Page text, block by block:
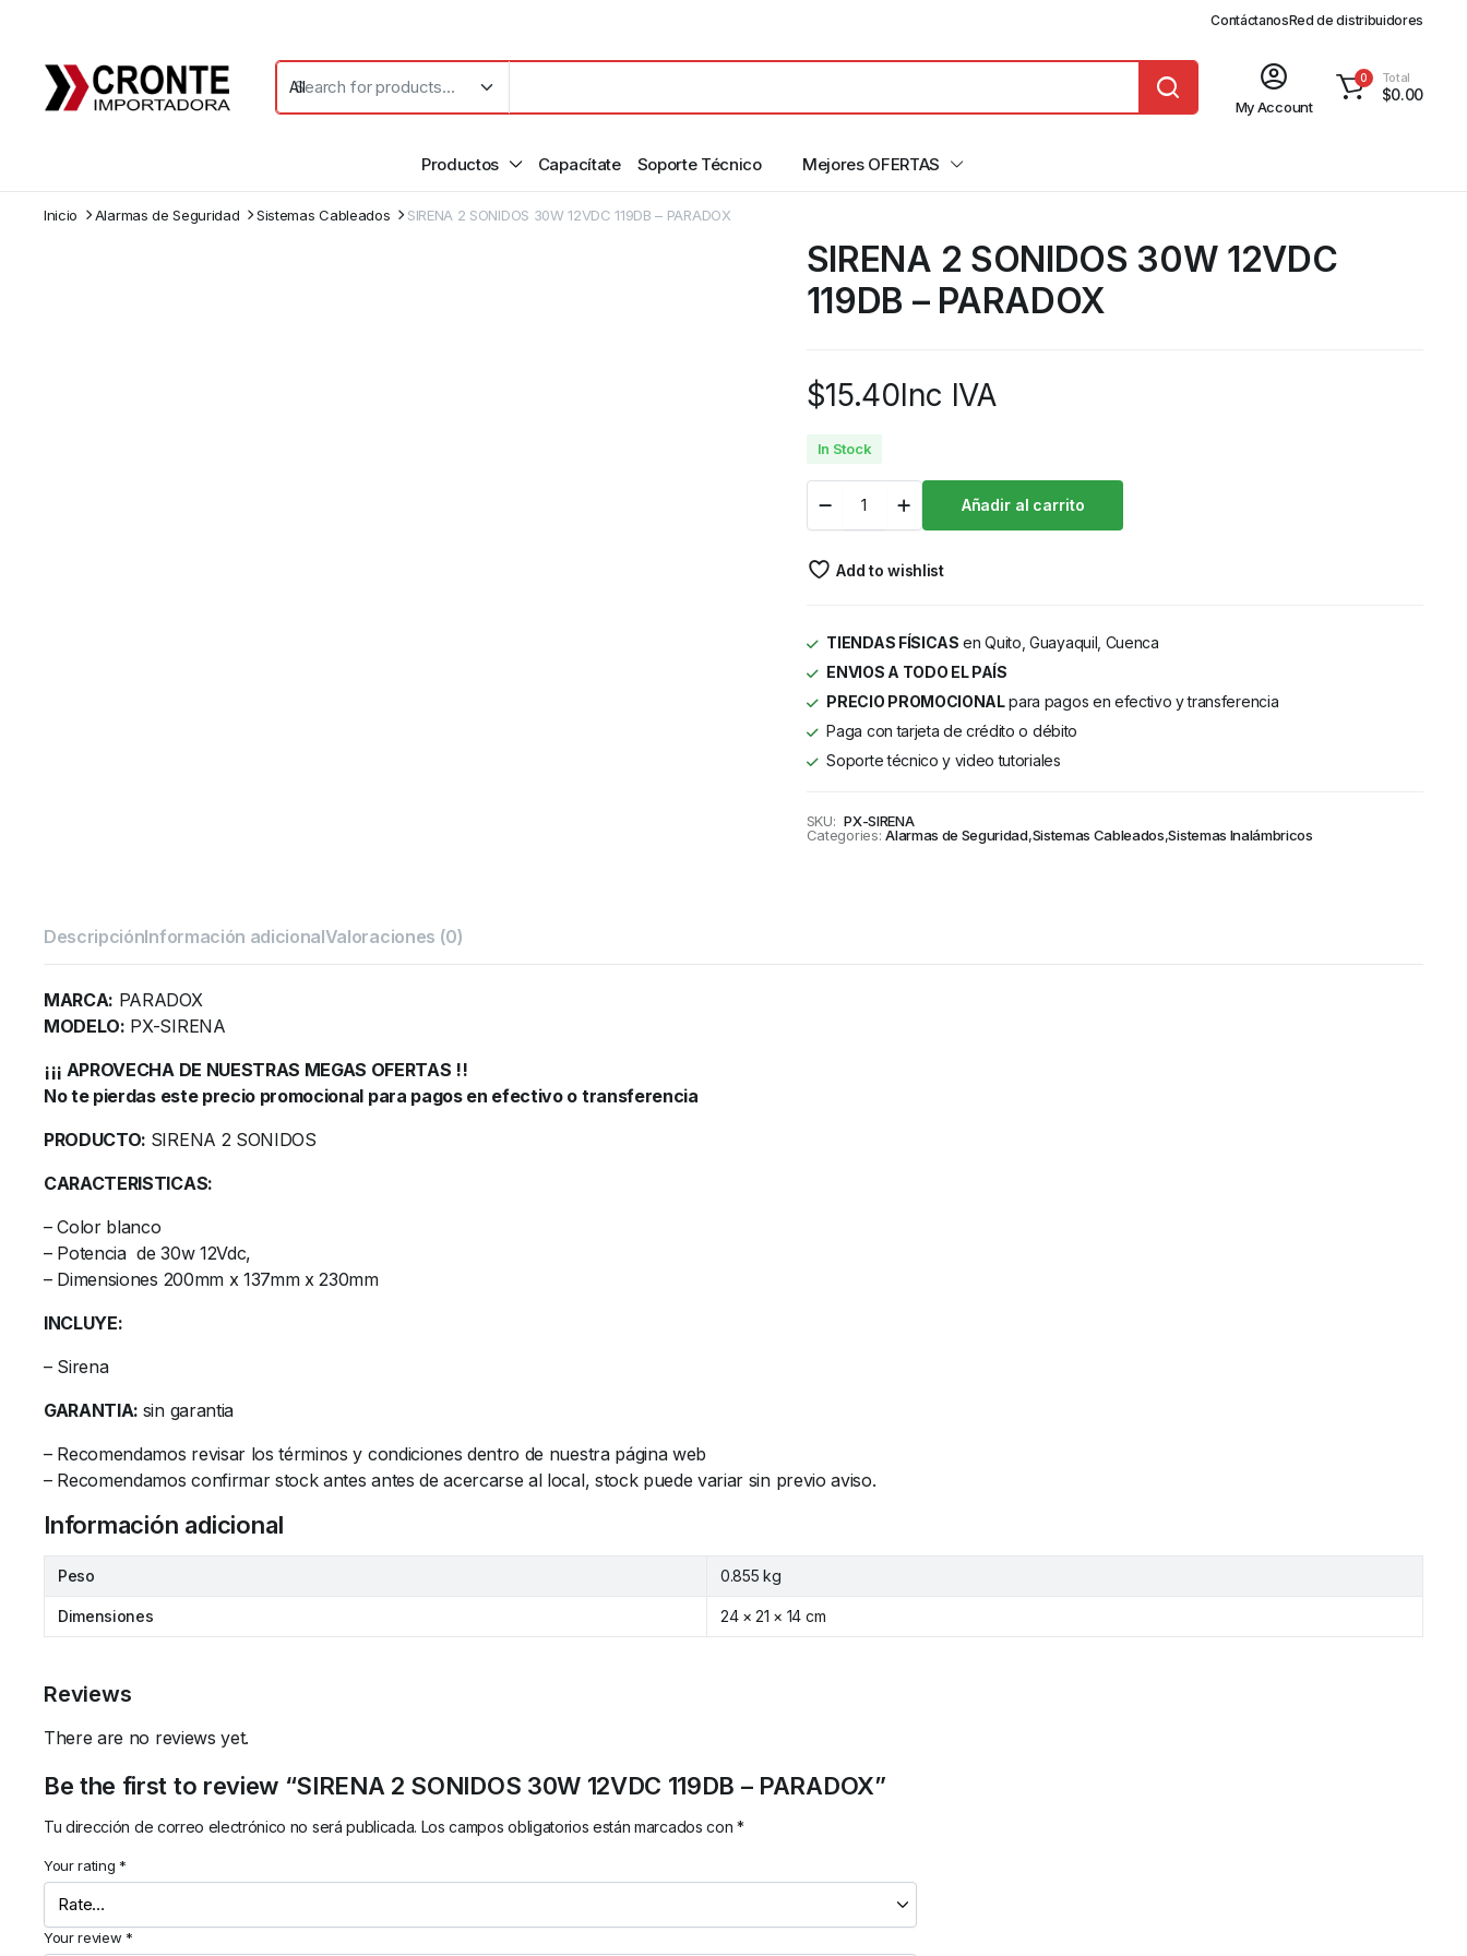
ContáctanosRed de distribuidores
My Account
0 Total
$0.00
Productos Capacítate Soporte Técnico Mejores OFERTAS
Inicio Alarmas de Seguridad Sistemas Cableados SIRENA 2 SONIDOS 30W 12VDC 119DB – PARADOX
SIRENA 2 SONIDOS 30W 12VDC
119DB – PARADOX
$15.40Inc IVA
In Stock
Añadir al carrito
Add to wishlist
TIENDAS FÍSICAS en Quito, Guayaquil, Cuenca
ENVIOS A TODO EL PAÍS
PRECIO PROMOCIONALpara pagos en efectivo y transferencia
Paga con tarjeta de crédito o débito
Soporte técnico y video tutoriales
SKU: PX-SIRENA
Categories: Alarmas de Seguridad,Sistemas Cableados,Sistemas Inalámbricos
DescripciónInformación adicionalValoraciones (0)
MARCA: PARADOX
MODELO: PX-SIRENA
¡¡¡ APROVECHA DE NUESTRAS MEGAS OFERTAS !!
No te pierdas este precio promocional para pagos en efectivo o transferencia
PRODUCTO: SIRENA 2 SONIDOS
CARACTERISTICAS:
– Color blanco
– Potencia de 30w 12Vdc,
– Dimensiones 200mm x 137mm x 230mm
INCLUYE:
– Sirena
GARANTIA: sin garantia
– Recomendamos revisar los términos y condiciones dentro de nuestra página web
– Recomendamos confirmar stock antes antes de acercarse al local, stock puede variar sin previo aviso.
Información adicional
Peso 0.855 kg
Dimensiones 24 × 21 × 14 cm
Reviews
There are no reviews yet.
Be the first to review “SIRENA 2 SONIDOS 30W 12VDC 119DB – PARADOX”
Tu dirección de correo electrónico no será publicada. Los campos obligatorios están marcados con *
Your rating *
Your review *